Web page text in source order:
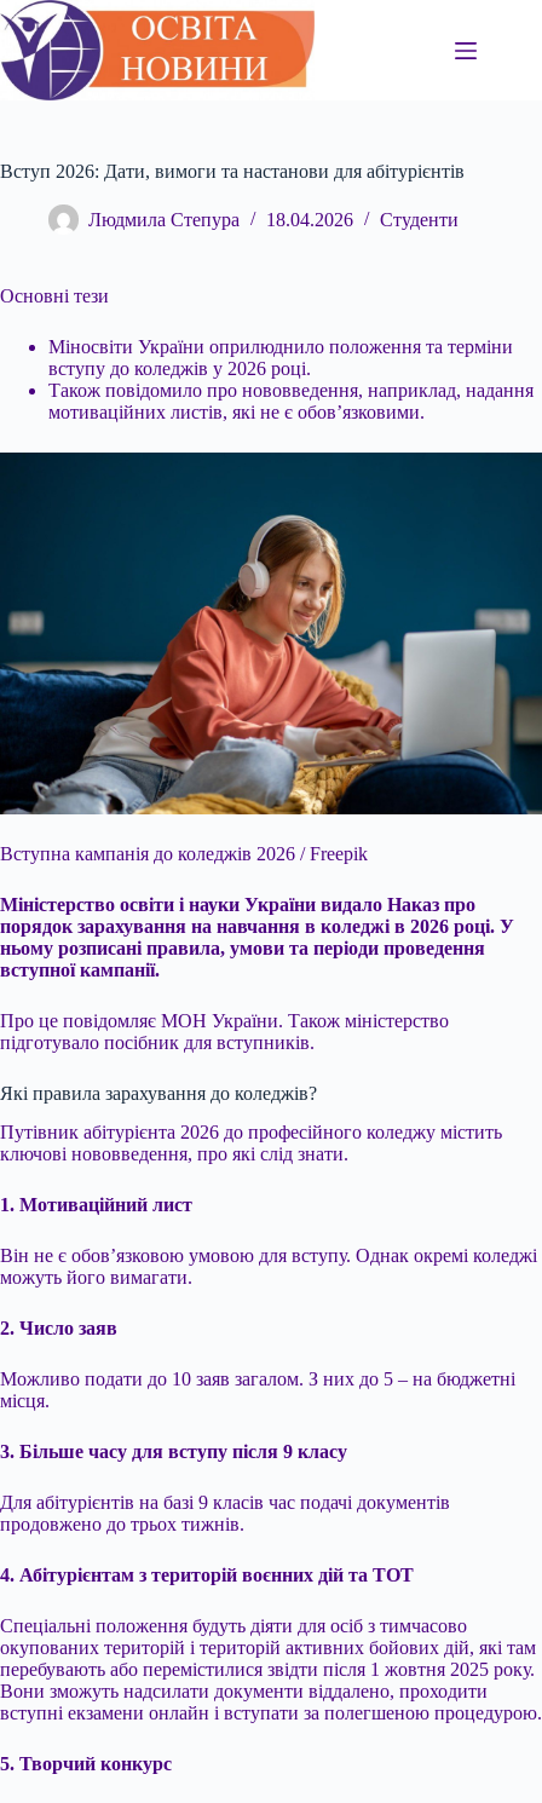
Перейти
до
вмісту
Вступ 2026: Дати, вимоги та настанови для абітурієнтів
Людмила Степура 18.04.2026 Студенти
Основні тези
Міносвіти України оприлюднило положення та терміни
вступу до коледжів у 2026 році.
Також повідомило про нововведення, наприклад, надання
мотиваційних листів, які не є обов’язковими.
Вступна кампанія до коледжів 2026 / Freepik
Міністерство освіти і науки України видало Наказ про
порядок зарахування на навчання в коледжі в 2026 році. У
ньому розписані правила, умови та періоди проведення
вступної кампанії.
Про це повідомляє МОН України. Також міністерство
підготувало посібник для вступників.
Які правила зарахування до коледжів?
Путівник абітурієнта 2026 до професійного коледжу містить
ключові нововведення, про які слід знати.
1. Мотиваційний лист
Він не є обов’язковою умовою для вступу. Однак окремі коледжі
можуть його вимагати.
2. Число заяв
Можливо подати до 10 заяв загалом. З них до 5 – на бюджетні
місця.
3. Більше часу для вступу після 9 класу
Для абітурієнтів на базі 9 класів час подачі документів
продовжено до трьох тижнів.
4. Абітурієнтам з територій воєнних дій та ТОТ
Спеціальні положення будуть діяти для осіб з тимчасово
окупованих територій і територій активних бойових дій, які там
перебувають або перемістилися звідти після 1 жовтня 2025 року.
Вони зможуть надсилати документи віддалено, проходити
вступні екзамени онлайн і вступати за полегшеною процедурою.
5. Творчий конкурс